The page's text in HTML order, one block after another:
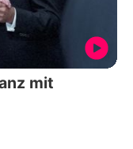
mit